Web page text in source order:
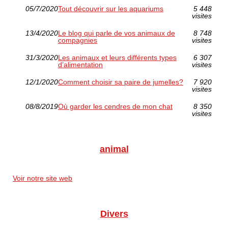
05/7/2020Tout découvrir sur les aquariums
5 448
visites
13/4/2020Le blog qui parle de vos animaux de
compagnies
8 748
visites
31/3/2020Les animaux et leurs différents types
d’alimentation
6 307
visites
12/1/2020Comment choisir sa paire de jumelles?
7 920
visites
08/8/2019Où garder les cendres de mon chat
8 350
visites
animal
Voir notre site web
Divers